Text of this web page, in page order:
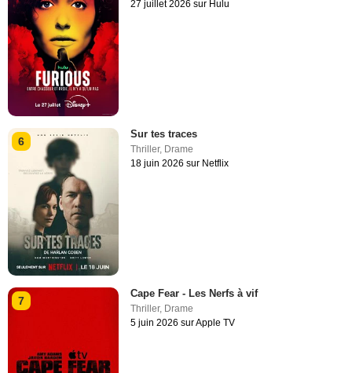
27 juillet 2026 sur Hulu
6
Sur tes traces
Thriller, Drame
18 juin 2026 sur Netflix
7
Cape Fear - Les Nerfs à vif
Thriller, Drame
5 juin 2026 sur Apple TV